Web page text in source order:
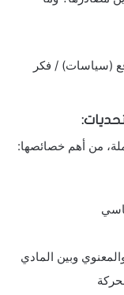
(سياسات) / فكر
من أهم خصائصها:
وبين المادي